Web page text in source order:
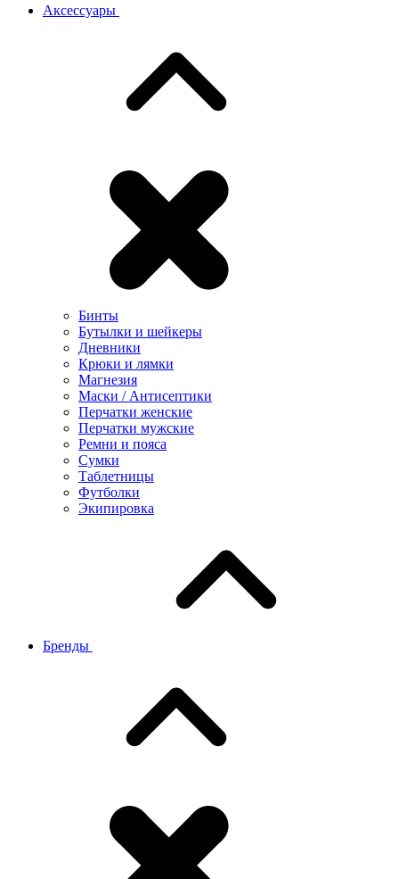
Аксессуары
Бинты
Бутылки и шейкеры
Дневники
Крюки и лямки
Магнезия
Маски / Антисептики
Перчатки женские
Перчатки мужские
Ремни и пояса
Сумки
Таблетницы
Футболки
Экипировка
Бренды